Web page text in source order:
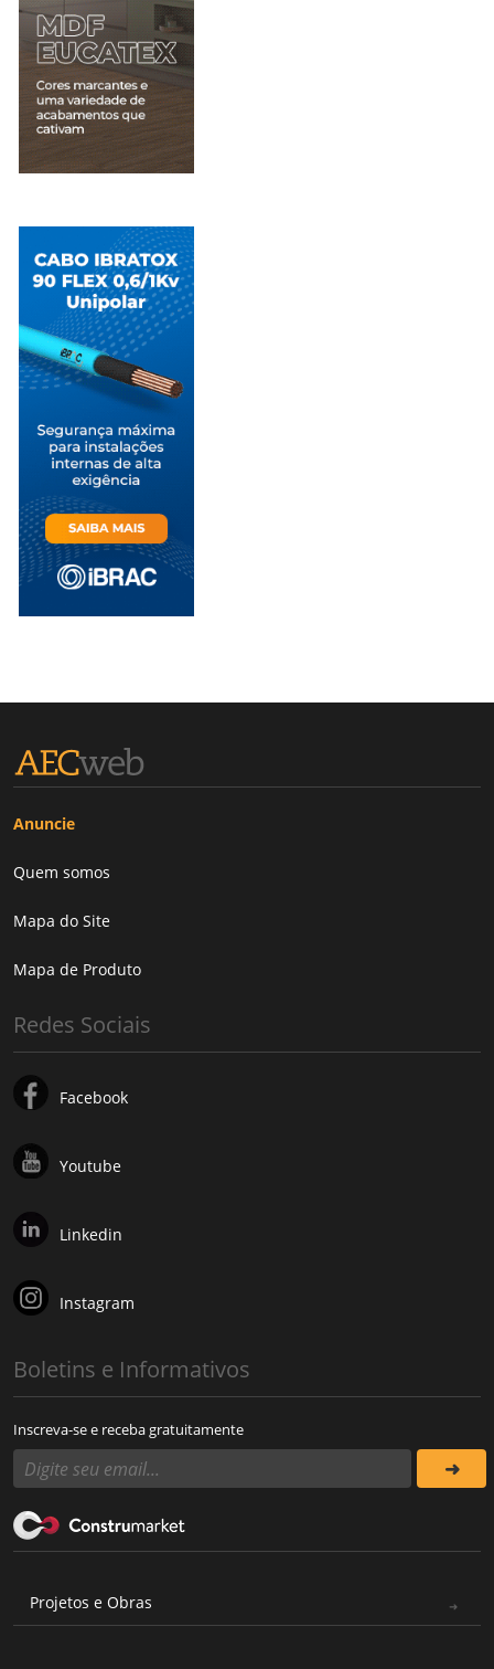
Anuncie
Quem somos
Mapa do Site
Mapa de Produto
Redes Sociais
Facebook
Youtube
Linkedin
Instagram
Boletins e Informativos
Inscreva-se e receba gratuitamente
Projetos e Obras